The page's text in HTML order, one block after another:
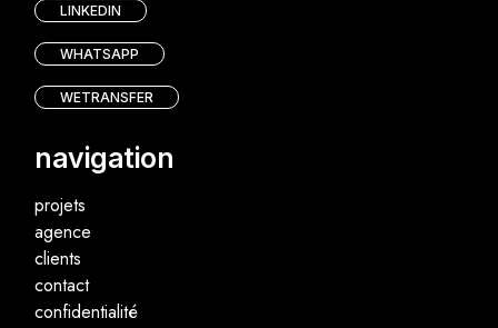
LINKEDIN
WHATSAPP
WETRANSFER
navigation
projets
agence
clients
contact
confidentialité